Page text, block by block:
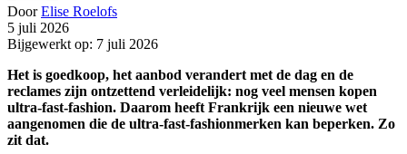
Door Elise Roelofs
5 juli 2026
Bijgewerkt op: 7 juli 2026
Het is goedkoop, het aanbod verandert met de dag en de
reclames zijn ontzettend verleidelijk: nog veel mensen kopen
ultra-fast-fashion. Daarom heeft Frankrijk een nieuwe wet
aangenomen die de ultra-fast-fashionmerken kan beperken. Zo
zit dat.